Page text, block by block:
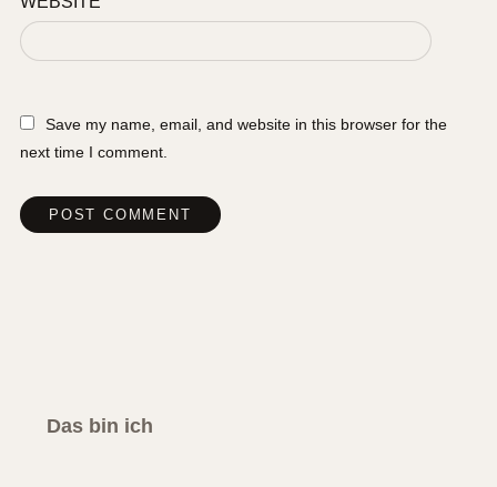
Save my name, email, and website in this browser for the
next time I comment.
Das bin ich